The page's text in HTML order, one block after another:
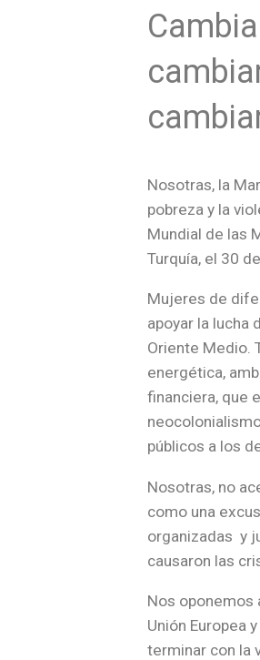
Nosotras, la
pobreza y la
Mundial de las
Turquía, el 30
Mujeres de
apoyar la lucha
Oriente Medio.
energética,
financiera, que
públicos a los
Nosotras, no
como una
organizadas y
causaron las
Nos oponemos
Unión Europea
terminar con la